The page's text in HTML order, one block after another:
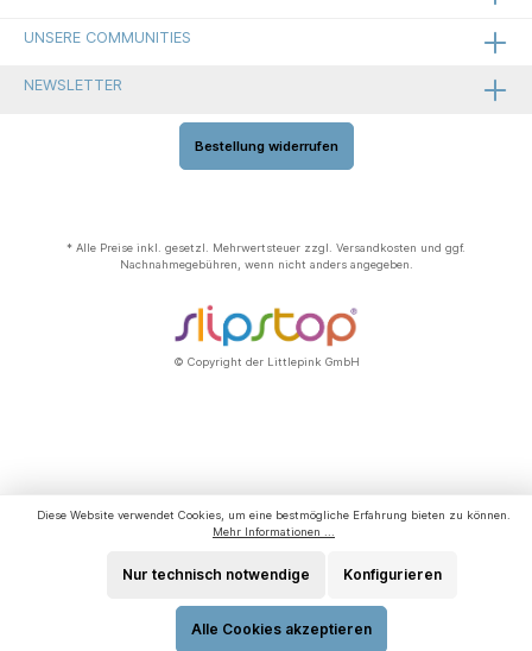
UNSERE COMMUNITIES
NEWSLETTER
Bestellung widerrufen
* Alle Preise inkl. gesetzl. Mehrwertsteuer zzgl. Versandkosten und ggf.
Nachnahmegebühren, wenn nicht anders angegeben.
© Copyright der Littlepink GmbH
Diese Website verwendet Cookies, um eine bestmögliche Erfahrung bieten zu können.
Mehr Informationen ...
Nur technisch notwendige Konfigurieren
Alle Cookies akzeptieren